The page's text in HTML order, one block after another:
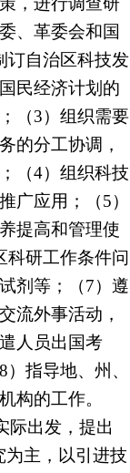
、革委会和国
订自治区科技发
民经济计划的
（3）组织需要
的分工协调，
（4）组织科技
广应用；（5）
提高和管理使
科研工作条件问
剂等；（7）遵
流外事活动，
人员出国考
指导地、州、
构的工作。
际出发，提出
为主，以引进技